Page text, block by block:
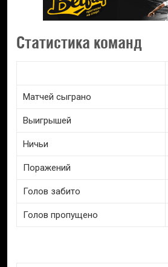
Статистика команд
Матчей сыграно
Выигрышей
Ничьи
Поражений
Голов забито
Голов пропущено